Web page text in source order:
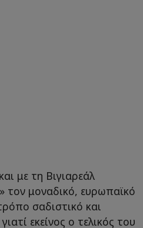
με τη Βιγιαρεάλ
τον μοναδικό, ευρωπαϊκό
σαδιστικό και
εκείνος ο τελικός του